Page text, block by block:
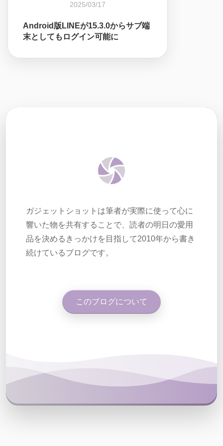
2025/03/17
Android版LINEが15.3.0からサブ端
末としてもログイン可能に
ガジェットショットは筆者が実際に使って心に
響いた物を共有することで、読者の明日の愛用
品を決めるきっかけを目指して2010年から書き
続けているブログです。
このブログについて